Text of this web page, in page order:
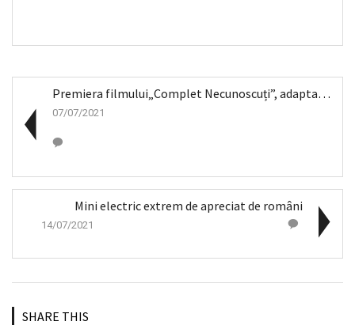
Premiera filmului„Complet Necunoscuți”, adaptare r...
07/07/2021
Mini electric extrem de apreciat de români
14/07/2021
SHARE THIS